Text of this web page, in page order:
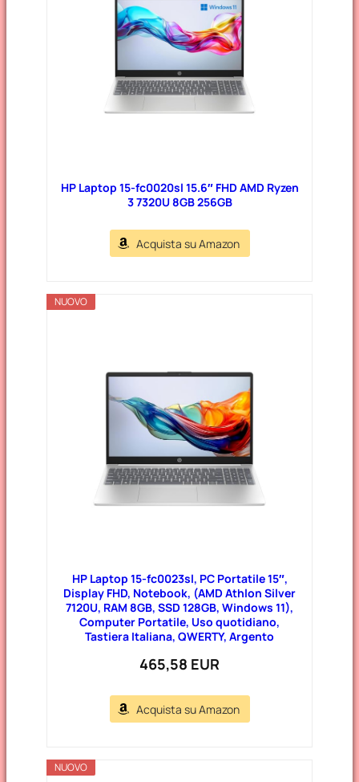
r
e
HP Laptop 15-fc0020sl 15.6″ FHD AMD Ryzen
3 7320U 8GB 256GB
Acquista su Amazon
NUOVO
HP Laptop 15-fc0023sl, PC Portatile 15″,
Display FHD, Notebook, (AMD Athlon Silver
7120U, RAM 8GB, SSD 128GB, Windows 11),
Computer Portatile, Uso quotidiano,
Tastiera Italiana, QWERTY, Argento
465,58 EUR
Acquista su Amazon
NUOVO